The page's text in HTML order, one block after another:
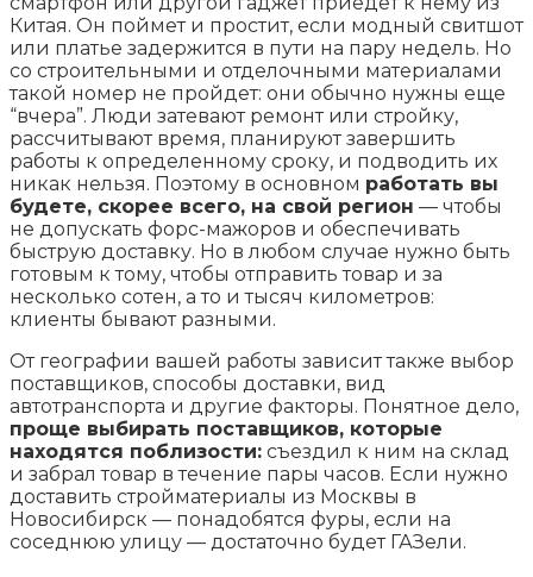
Китая. Он поймет и простит, если модный свитшот
или платье задержится в пути на пару недель. Но
со строительными и отделочными материалами
такой номер не пройдет: они обычно нужны еще
“вчера”. Люди затевают ремонт или стройку,
рассчитывают время, планируют завершить
работы к определенному сроку, и подводить их
никак нельзя. Поэтому в основном работать вы
будете, скорее всего, на свой регион — чтобы
не допускать форс-мажоров и обеспечивать
быструю доставку. Но в любом случае нужно быть
готовым к тому, чтобы отправить товар и за
несколько сотен, а то и тысяч километров:
клиенты бывают разными.
От географии вашей работы зависит также выбор
поставщиков, способы доставки, вид
автотранспорта и другие факторы. Понятное дело,
проще выбирать поставщиков, которые
находятся поблизости: съездил к ним на склад
и забрал товар в течение пары часов. Если нужно
доставить стройматериалы из Москвы в
Новосибирск — понадобятся фуры, если на
соседнюю улицу — достаточно будет ГАЗели.